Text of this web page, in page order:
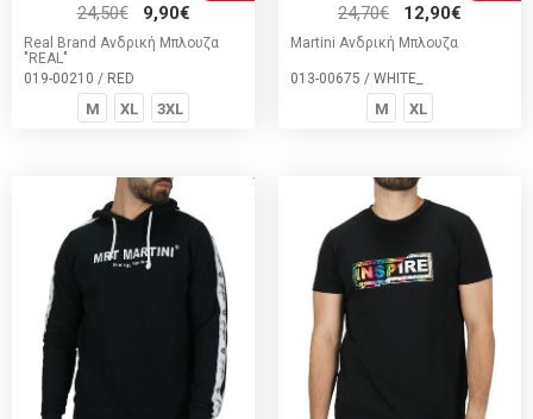
24,50€ 9,90€
Real Brand Ανδρική Μπλουζα
"REAL"
019-00210 / RED
M XL 3XL
24,70€ 12,90€
Martini Ανδρική Μπλουζα
013-00675 / WHITE_
M XL